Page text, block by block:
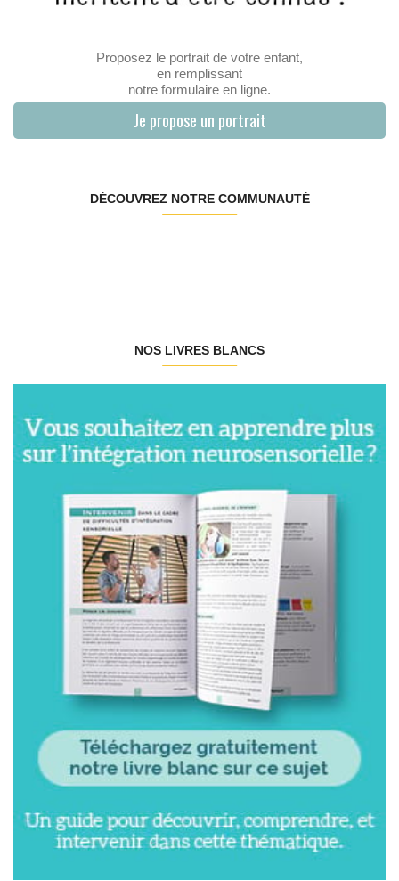
Proposez le portrait de votre enfant,
en remplissant
notre formulaire en ligne.
Je propose un portrait
DÉCOUVREZ NOTRE COMMUNAUTÉ
NOS LIVRES BLANCS